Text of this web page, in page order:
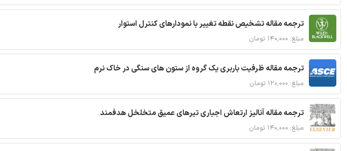
ترجمه مقاله تشخیص نقطه تغییر با نمودارهای کنترل استوار
مبلغ: ۱۴۰,۰۰۰ تومان
ترجمه مقاله ظرفیت باربری یک گروه از ستون های سنگی در خاک نرم
مبلغ: ۱۲۰,۰۰۰ تومان
ترجمه مقاله آنالیز ارتعاش اجباری تیرهای عمیق متخلخل هدفمند
مبلغ: ۱۴۰,۰۰۰ تومان